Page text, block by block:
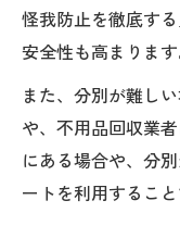
怪我防止を徹底す
安全性も高まります
また、分別が難し
や、不用品回収業
にある場合や、分
ートを利用するこ